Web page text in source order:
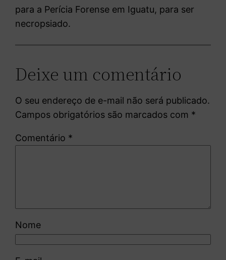
para a Perícia Forense em Iguatu, para ser
necropsiado.
Deixe um comentário
O seu endereço de e-mail não será publicado.
Campos obrigatórios são marcados com *
Comentário *
Nome